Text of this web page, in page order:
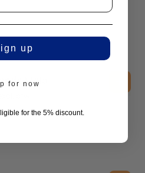
Mold
up
for now
for the 5% discount.